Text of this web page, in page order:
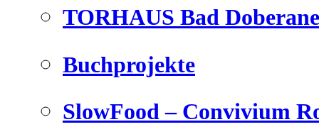
TORHAUS Bad
Buchprojekte
SlowFood – Convivium